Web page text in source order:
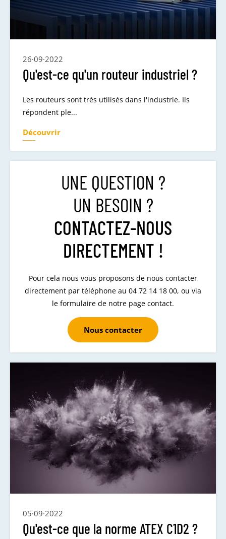
26·09·2022
Qu'est-ce qu'un routeur industriel ?
Les routeurs sont très utilisés dans l'industrie. Ils
répondent ple...
Découvrir
UNE QUESTION ?
UN BESOIN ?
CONTACTEZ-NOUS
DIRECTEMENT !
Pour cela nous vous proposons de nous contacter
directement par téléphone au 04 72 14 18 00, ou via
le formulaire de notre page contact.
Nous contacter
05·09·2022
Qu'est-ce que la norme ATEX C1D2 ?